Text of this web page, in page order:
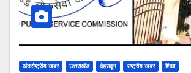
अंतर्राष्ट्रीय खबर उत्तराखंड देहरादून राष्ट्रीय खबर शिक्षा